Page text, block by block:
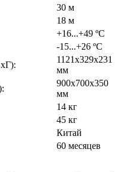
30 м
18 м
+16...+49 ºС
-15...+26 ºС
1121х329х231
мм
900х700х350
мм
14 кг
45 кг
Китай
60 месяцев